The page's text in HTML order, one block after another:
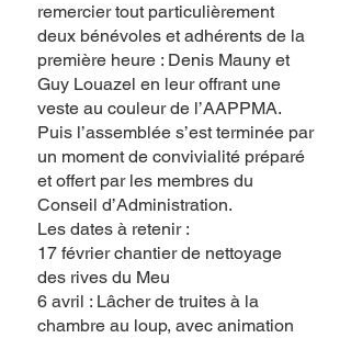
remercier tout particulièrement
deux bénévoles et adhérents de la
première heure : Denis Mauny et
Guy Louazel en leur offrant une
veste au couleur de l’AAPPMA.
Puis l’assemblée s’est terminée par
un moment de convivialité préparé
et offert par les membres du
Conseil d’Administration.
Les dates à retenir :
17 février chantier de nettoyage
des rives du Meu
6 avril : Lâcher de truites à la
chambre au loup, avec animation